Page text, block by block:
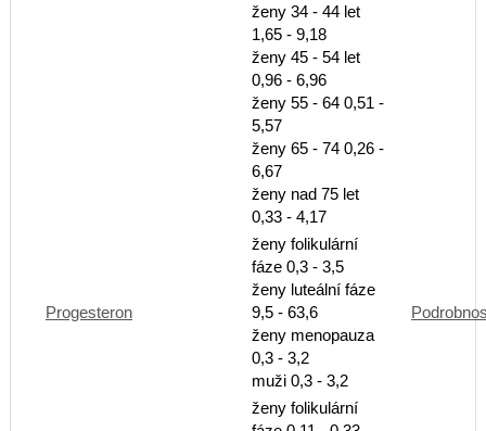
ženy 34 - 44 let
1,65 - 9,18
ženy 45 - 54 let
0,96 - 6,96
ženy 55 - 64 0,51 -
5,57
ženy 65 - 74 0,26 -
6,67
ženy nad 75 let
0,33 - 4,17
Progesteron
ženy folikulární
fáze 0,3 - 3,5
ženy luteální fáze
9,5 - 63,6
ženy menopauza
0,3 - 3,2
muži 0,3 - 3,2
ženy folikulární